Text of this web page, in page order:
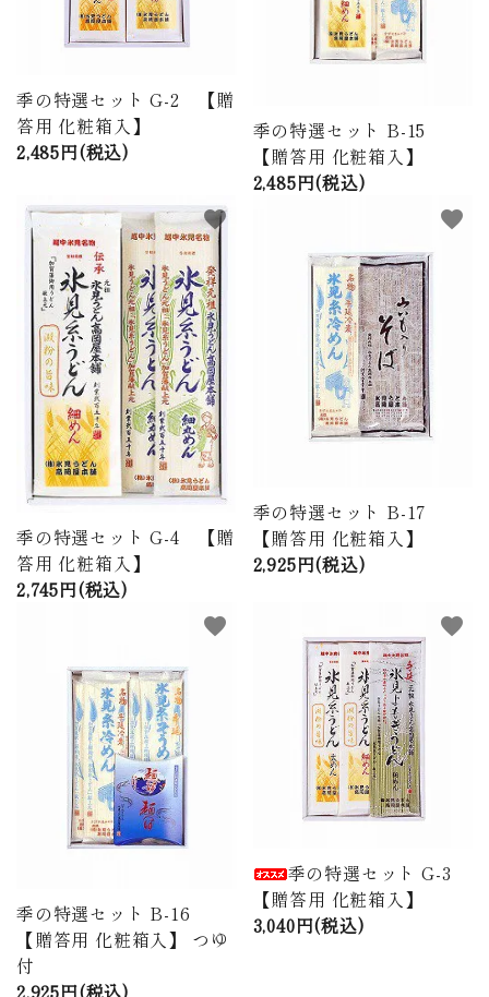
季の特選セット G-2 【贈
答用 化粧箱入】
2,485円(税込)
季の特選セット B-15
【贈答用 化粧箱入】
2,485円(税込)
季の特選セット G-4 【贈
答用 化粧箱入】
2,745円(税込)
favorite
季の特選セット B-17
【贈答用 化粧箱入】
2,925円(税込)
favorite
季の特選セット B-16
【贈答用 化粧箱入】 つゆ
付
2,925円(税込)
favorite
季の特選セット G-3
【贈答用 化粧箱入】
3,040円(税込)
favorite